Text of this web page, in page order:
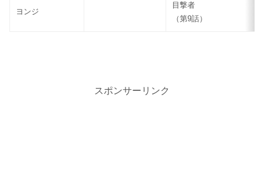
ヨンジ
目撃者
（第9話）
スポンサーリンク